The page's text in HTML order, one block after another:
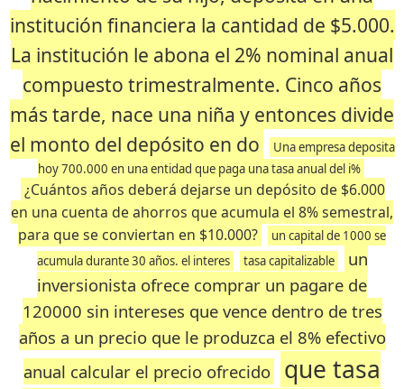
institución financiera la cantidad de $5.000.
La institución le abona el 2% nominal anual
compuesto trimestralmente. Cinco años
más tarde, nace una niña y entonces divide
el monto del depósito en do
Una empresa deposita
hoy 700.000 en una entidad que paga una tasa anual del i%
¿Cuántos años deberá dejarse un depósito de $6.000
en una cuenta de ahorros que acumula el 8% semestral,
para que se conviertan en $10.000?
un capital de 1000 se
acumula durante 30 años. el interes
tasa capitalizable
un
inversionista ofrece comprar un pagare de
120000 sin intereses que vence dentro de tres
años a un precio que le produzca el 8% efectivo
anual calcular el precio ofrecido
que tasa